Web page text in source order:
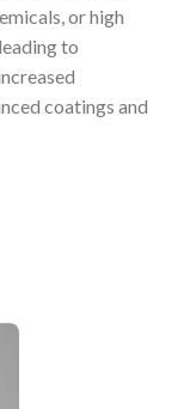
or high
to
coatings and